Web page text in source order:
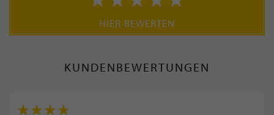
HIER BEWERTEN
KUNDENBEWERTUNGEN